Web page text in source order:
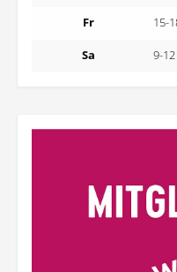
Fr 15-
Sa 9-